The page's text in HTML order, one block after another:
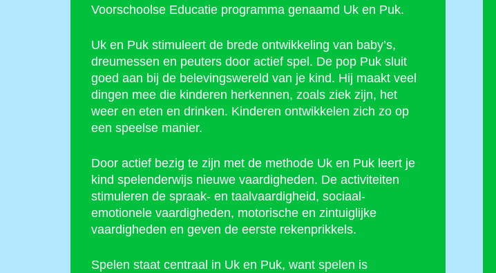
Voorschoolse Educatie programma genaamd Uk en Puk.
Uk en Puk stimuleert de brede ontwikkeling van baby’s,
dreumessen en peuters door actief spel. De pop Puk sluit
goed aan bij de belevingswereld van je kind. Hij maakt veel
dingen mee die kinderen herkennen, zoals ziek zijn, het
weer en eten en drinken. Kinderen ontwikkelen zich zo op
een speelse manier.
Door actief bezig te zijn met de methode Uk en Puk leert je
kind spelenderwijs nieuwe vaardigheden. De activiteiten
stimuleren de spraak- en taalvaardigheid, sociaal-
emotionele vaardigheden, motorische en zintuiglijke
vaardigheden en geven de eerste rekenprikkels.
Spelen staat centraal in Uk en Puk, want spelen is